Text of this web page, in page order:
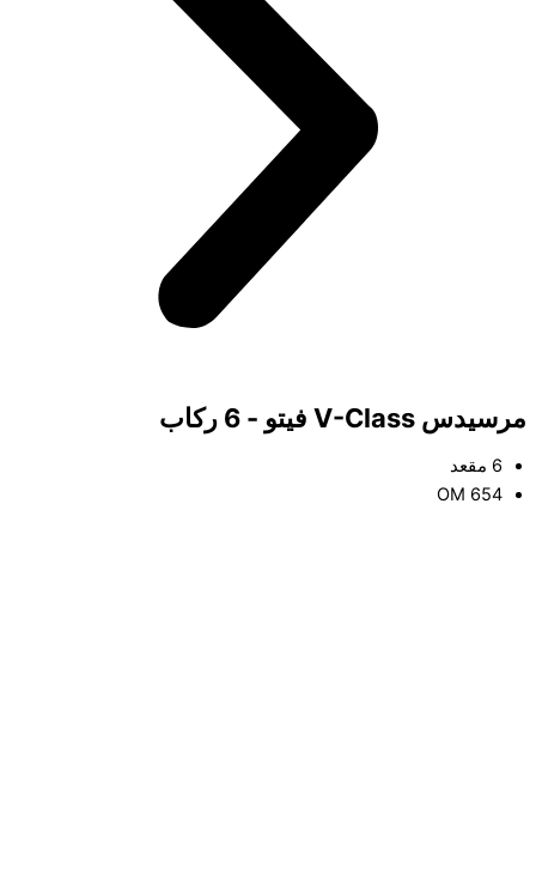
مرسيدس V-Class فيتو - 6 ركاب
6 مقعد
OM 654